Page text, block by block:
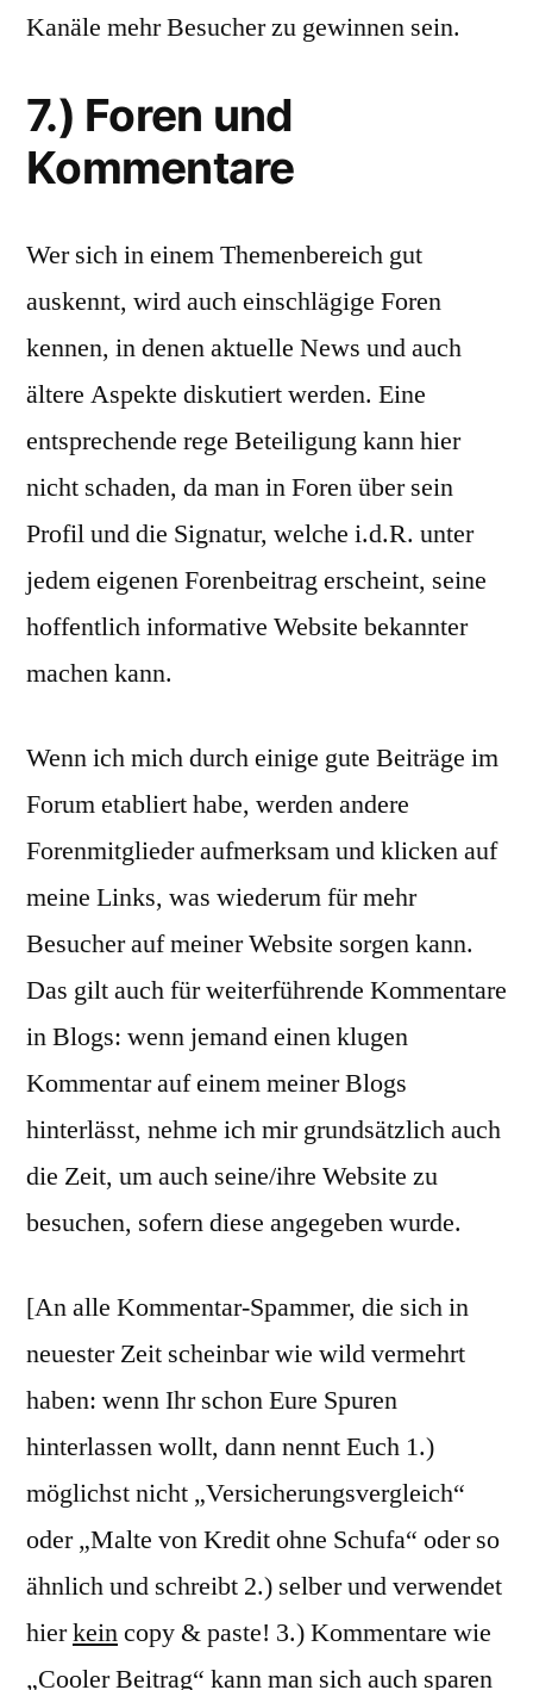
Kanäle mehr Besucher zu gewinnen sein.
7.) Foren und
Kommentare
Wer sich in einem Themenbereich gut
auskennt, wird auch einschlägige Foren
kennen, in denen aktuelle News und auch
ältere Aspekte diskutiert werden. Eine
entsprechende rege Beteiligung kann hier
nicht schaden, da man in Foren über sein
Profil und die Signatur, welche i.d.R. unter
jedem eigenen Forenbeitrag erscheint, seine
hoffentlich informative Website bekannter
machen kann.
Wenn ich mich durch einige gute Beiträge im
Forum etabliert habe, werden andere
Forenmitglieder aufmerksam und klicken auf
meine Links, was wiederum für mehr
Besucher auf meiner Website sorgen kann.
Das gilt auch für weiterführende Kommentare
in Blogs: wenn jemand einen klugen
Kommentar auf einem meiner Blogs
hinterlässt, nehme ich mir grundsätzlich auch
die Zeit, um auch seine/ihre Website zu
besuchen, sofern diese angegeben wurde.
[An alle Kommentar-Spammer, die sich in
neuester Zeit scheinbar wie wild vermehrt
haben: wenn Ihr schon Eure Spuren
hinterlassen wollt, dann nennt Euch 1.)
möglichst nicht „Versicherungsvergleich“
oder „Malte von Kredit ohne Schufa“ oder so
ähnlich und schreibt 2.) selber und verwendet
hierkeincopy & paste! 3.) Kommentare wie
„Cooler Beitrag“ kann man sich auch sparen